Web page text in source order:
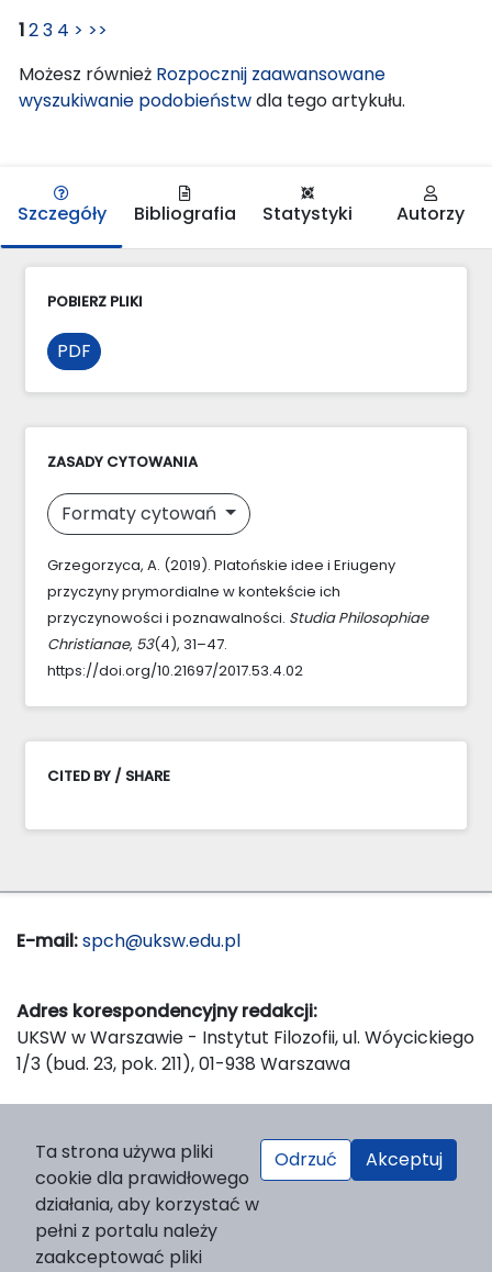
123 4 > >>
Możesz również Rozpocznij zaawansowane
wyszukiwanie podobieństwdla tego artykułu.
Szczegóły Bibliografia Statystyki Autorzy
POBIERZ PLIKI
PDF
ZASADY CYTOWANIA
Formaty cytowań
Grzegorzyca, A. (2019). Platońskie idee i Eriugeny
przyczyny prymordialne w kontekście ich
przyczynowości i poznawalności. Studia Philosophiae
Christianae, 53(4), 31–47.
https://doi.org/10.21697/2017.53.4.02
CITED BY / SHARE
E-mail:spch@uksw.edu.pl
Adres korespondencyjny redakcji:
UKSW w Warszawie - Instytut Filozofii, ul. Wóycickiego
1/3 (bud. 23, pok. 211), 01-938 Warszawa
Wydawnictwo Naukowe UKSW, ul. Dewajtis 5, domek
nr 2, 01-815 Warszawa
Strona WWW Wydawnictwa
e-mail: wydawnictwo@uksw.edu.pl
Ta strona używa pliki
cookie dla prawidłowego
działania, aby korzystać w
pełni z portalu należy
zaakceptować pliki
Odrzuć Akceptuj